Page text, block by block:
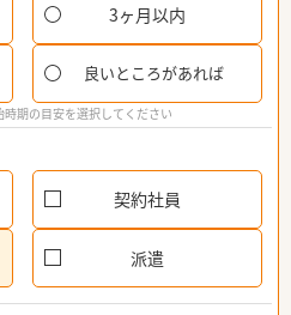
3ヶ月以内
良いところがあれば
期の目安を選択してください
契約社員
派遣